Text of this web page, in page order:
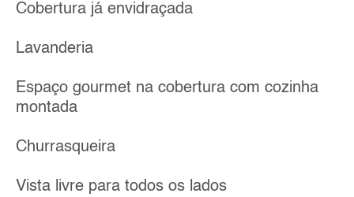
Cobertura já envidraçada
Lavanderia
Espaço gourmet na cobertura com cozinha
montada
Churrasqueira
Vista livre para todos os lados